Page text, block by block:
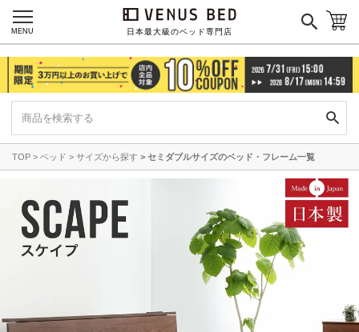
日本最大級のベッド専門店
MENU
TOP ベッド サイズから探す セミダブルサイズのベッド・フレーム一覧